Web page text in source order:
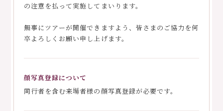
の注意を払って実施してまいります。
無事にツアーが開催できますよう、皆さまのご協力を何
卒よろしくお願い申し上げます。
顔写真登録について
同行者を含む来場者様の顔写真登録が必要です。